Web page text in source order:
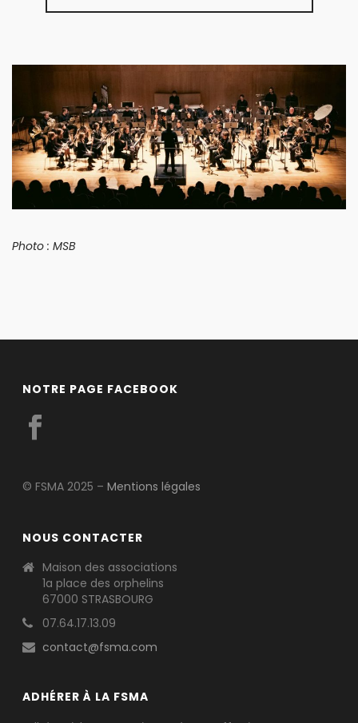
Photo : MSB
NOTRE PAGE FACEBOOK
© FSMA 2025 –Mentions légales
NOUS CONTACTER
Maison des associations
1a place des orphelins
67000 STRASBOURG
07.64.17.13.09
contact@fsma.com
ADHÉRER À LA FSMA